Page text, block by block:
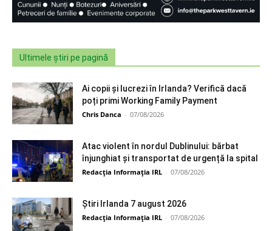
Ultimele știri pe pagină
Ai copii și lucrezi în Irlanda? Verifică dacă
poți primi Working Family Payment
Chris Danca - 07/08/2026
Atac violent în nordul Dublinului: bărbat
înjunghiat și transportat de urgență la spital
Redacția Informația IRL - 07/08/2026
Știri Irlanda 7 august 2026
Redacția Informația IRL - 07/08/2026